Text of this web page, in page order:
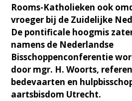
Rooms-Katholieken ook
vroeger bij de Zuidelijke
De pontificale hoogmis
namens de Nederlandse
Bisschoppenconferentie
door mgr. H. Woorts,
bedevaarten en
aartsbisdom Utrecht.